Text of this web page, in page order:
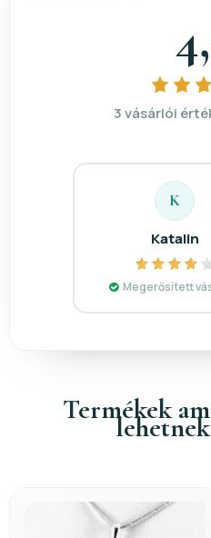
3 vásárlói
K
Katalin
Megerősített
Termékek